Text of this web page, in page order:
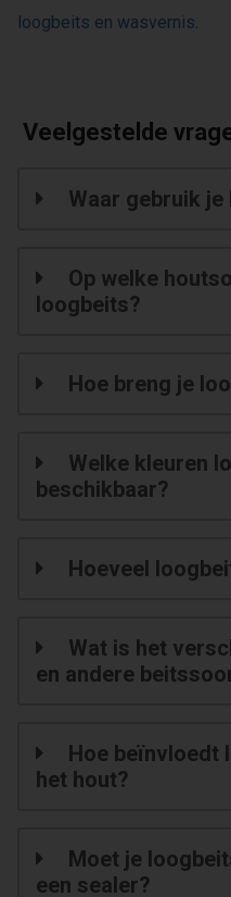
loogbeits en wasvernis.
Veelgestelde
Waar gebruik
Op welke
loogbeits?
Hoe breng je
Welke kleuren
beschikbaar?
Hoeveel
Wat is het
en andere
Hoe beïnvloedt
het hout?
Moet je
een sealer?